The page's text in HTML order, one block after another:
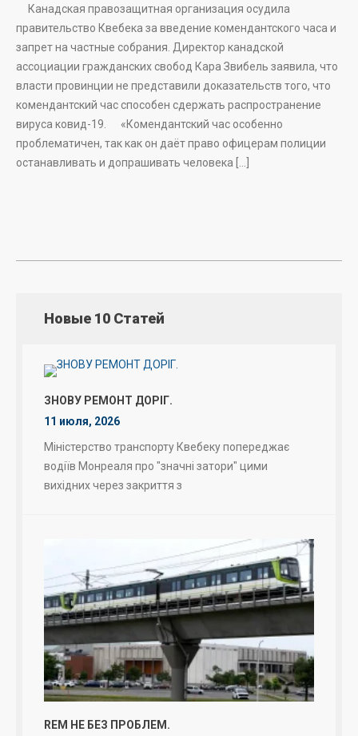
Канадская правозащитная организация осудила
правительство Квебека за введение комендантского часа и
запрет на частные собрания. Директор канадской
ассоциации гражданских свобод Кара Звибель заявила, что
власти провинции не представили доказательств того, что
комендантский час способен сдержать распространение
вируса ковид-19. «Комендантский час особенно
проблематичен, так как он даёт право офицерам полиции
останавливать и допрашивать человека […]
Новые 10 Статей
ЗНОВУ РЕМОНТ ДОРІГ.
11 июля, 2026
Міністерство транспорту Квебеку попереджає
водіїв Монреаля про "значні затори" цими
вихідних через закриття з
REM НЕ БЕЗ ПРОБЛЕМ.